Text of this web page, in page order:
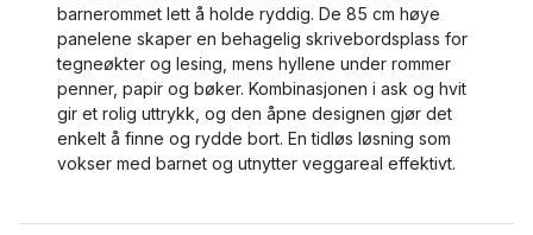
barnerommet lett å holde ryddig. De 85 cm høye
panelene skaper en behagelig skrivebordsplass for
tegneøkter og lesing, mens hyllene under rommer
penner, papir og bøker. Kombinasjonen i ask og hvit
gir et rolig uttrykk, og den åpne designen gjør det
enkelt å finne og rydde bort. En tidløs løsning som
vokser med barnet og utnytter veggareal effektivt.